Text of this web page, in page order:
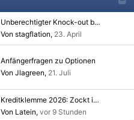
Unberechtigter Knock-out b…
Von stagflation 23. April
Anfängerfragen zu Optionen
Von Jlagreen 21. Juli
Kreditklemme 2026: Zockt i…
Von Latein vor 9 Stunden